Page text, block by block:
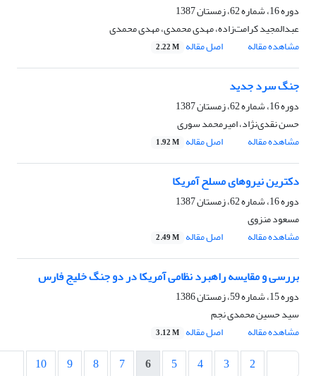
دوره 16، شماره 62، زمستان 1387
عبدالمجید کرامت‌زاده، مهدی محمدی، مهدی محمدی
مشاهده مقاله
اصل مقاله 2.22 M
جنگ سرد جدید
دوره 16، شماره 62، زمستان 1387
حسن نقدی‌نژاد، امیرمحمد سوری
مشاهده مقاله
اصل مقاله 1.92 M
دکترین نیروهای مسلح آمریکا
دوره 16، شماره 62، زمستان 1387
مسعود منزوی
مشاهده مقاله
اصل مقاله 2.49 M
بررسی و مقایسه راهبرد نظامی آمریکا در دو جنگ خلیج فارس
دوره 15، شماره 59، زمستان 1386
سید حسین محمدی ‌نجم
مشاهده مقاله
اصل مقاله 3.12 M
2
3
4
5
6
7
8
9
10